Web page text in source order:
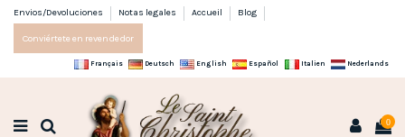
Envios/Devoluciones Notas legales Accueil Blog
Conviértete en revendedor
Français Deutsch English Español Italien Nederlands
0